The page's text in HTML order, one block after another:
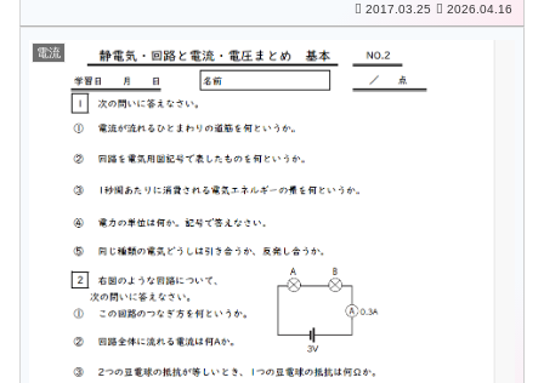
2017.03.25 2026.04.16
電流